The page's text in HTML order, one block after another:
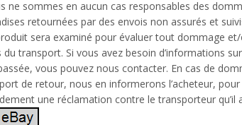
ne sommes en aucun cas responsables des
retournées par des envois non assurés et
sera examiné pour évaluer tout dommage
transport. Si vous avez besoin d’informations
vous pouvez nous contacter. En cas de
de retour, nous en informerons l’acheteur,
une réclamation contre le transporteur qu’il